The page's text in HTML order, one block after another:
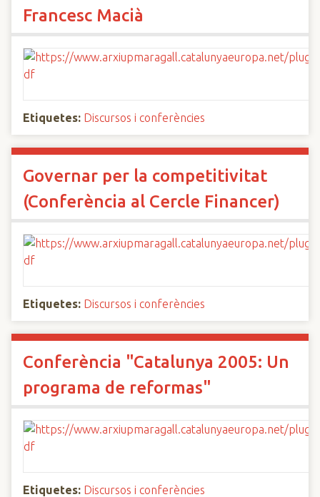
Francesc Macià
Etiquetes: Discursos i conferències
Governar per la competitivitat
(Conferència al Cercle Financer)
Etiquetes: Discursos i conferències
Conferència "Catalunya 2005: Un
programa de reformas"
Etiquetes: Discursos i conferències